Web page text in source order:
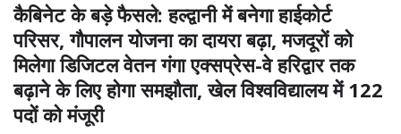
कैबिनेट के बड़े फैसले: हल्द्वानी में बनेगा हाईकोर्ट
परिसर, गौपालन योजना का दायरा बढ़ा, मजदूरों को
मिलेगा डिजिटल वेतन गंगा एक्सप्रेस-वे हरिद्वार तक
बढ़ाने के लिए होगा समझौता, खेल विश्वविद्यालय में 122
पदों को मंजूरी